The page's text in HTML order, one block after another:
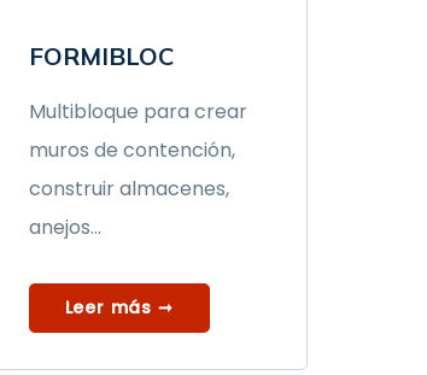
FORMIBLOC
Multibloque para crear
muros de contención,
construir almacenes,
anejos...
Leer más ➞